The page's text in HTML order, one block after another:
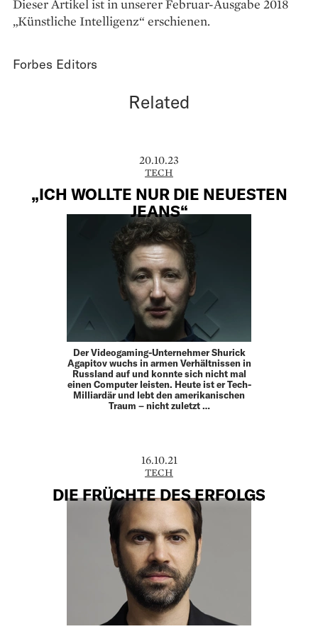
Dieser Artikel ist in unserer Februar-Ausgabe 2018
„Künstliche Intelligenz“ erschienen.
Forbes Editors
Related
20.10.23
TECH
„ICH WOLLTE NUR DIE NEUESTEN
JEANS“
Der Videogaming-Unternehmer Shurick
Agapitov wuchs in armen Verhältnissen in
Russland auf und konnte sich nicht mal
einen Computer leisten. Heute ist er Tech-
Milliardär und lebt den amerikanischen
Traum – nicht zuletzt …
16.10.21
TECH
DIE FRÜCHTE DES ERFOLGS